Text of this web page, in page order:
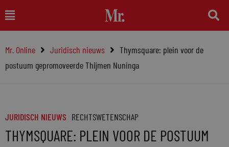
naar
inhoud
Main
Menu
Mr. Online Juridisch nieuws
Thymsquare: plein voor de
postuum gepromoveerde Thijmen Nuninga
JURIDISCH NIEUWS RECHTSWETENSCHAP
THYMSQUARE: PLEIN VOOR DE POSTUUM